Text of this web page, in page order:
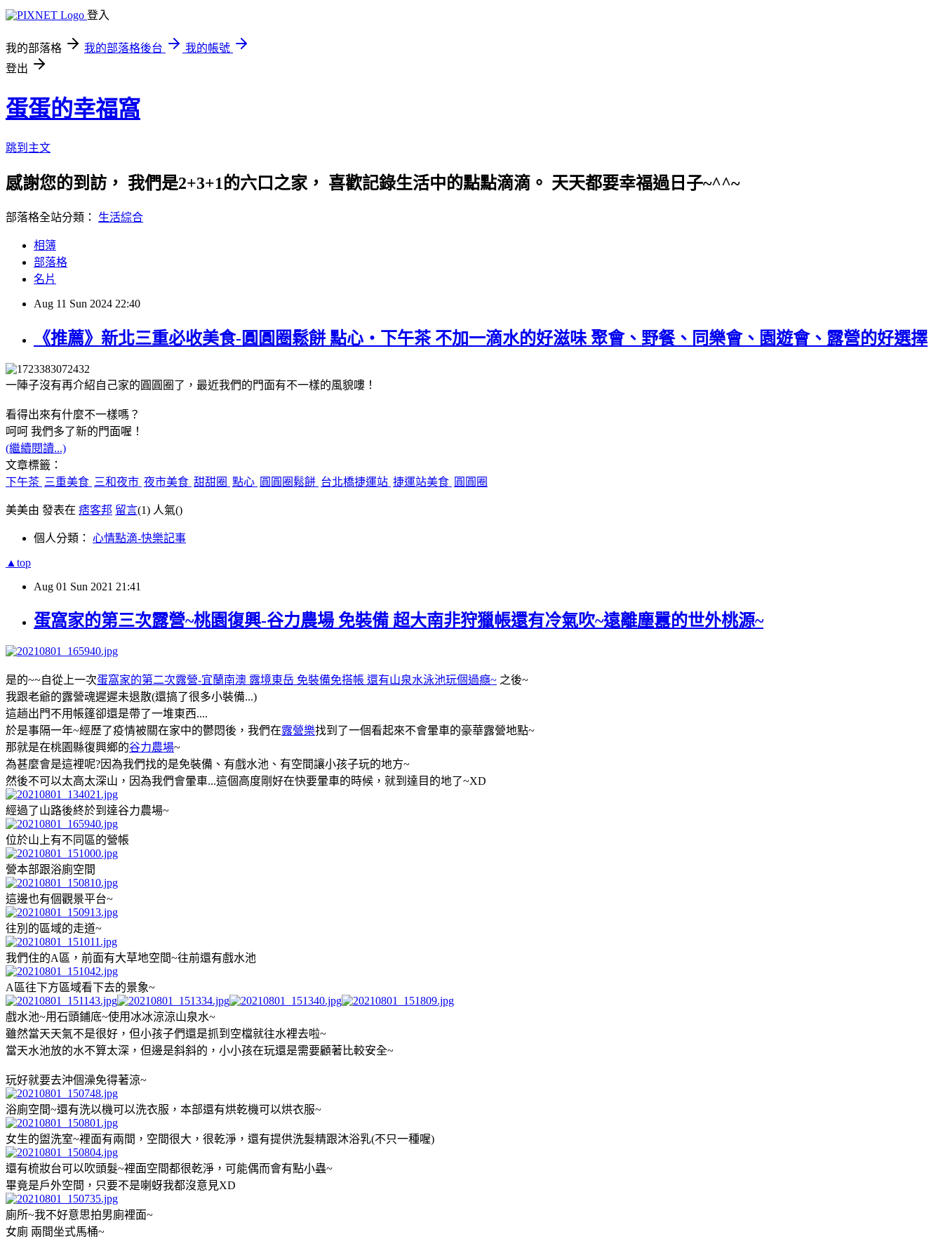
登入
我的部落格 我的部落格後台
我的帳號
登出
蛋蛋的幸福窩
跳到主文
感謝您的到訪， 我們是2+3+1的六口之家， 喜歡記錄生活中的點點滴滴。 天天都要幸福過日子~^^~
部落格全站分類： 生活綜合
相簿
部落格
名片
Aug 11 Sun 2024 22:40
《推薦》新北三重必收美食-圓圓圈鬆餅 點心・下午茶 不加一滴水的好滋味 聚會、野餐、同樂會、園遊會、露營的好選擇
一陣子沒有再介紹自己家的圓圓圈了，最近我們的門面有不一樣的風貌嘍！
看得出來有什麼不一樣嗎？
呵呵 我們多了新的門面喔！
(繼續閱讀...)
文章標籤：
下午茶 三重美食 三和夜市 夜市美食 甜甜圈 點心 圓圓圈鬆餅 台北橋捷運站 捷運站美食 圓圓圈
美美由 發表在 痞客邦 留言(1) 人氣()
個人分類： 心情點滴-快樂記事
▲top
Aug 01 Sun 2021 21:41
蛋窩家的第三次露營~桃園復興-谷力農場 免裝備 超大南非狩獵帳還有冷氣吹~遠離塵囂的世外桃源~
是的~~自從上一次蛋窩家的第二次露營-宜蘭南澳 露境東岳 免裝備免搭帳 還有山泉水泳池玩個過癮~ 之後~
我跟老爺的露營魂遲遲未退散(還搞了很多小裝備...)
這趟出門不用帳篷卻還是帶了一堆東西....
於是事隔一年~經歷了疫情被關在家中的鬱悶後，我們在露營樂找到了一個看起來不會暈車的豪華露營地點~
那就是在桃園縣復興鄉的谷力農場~
為甚麼會是這裡呢?因為我們找的是免裝備、有戲水池、有空間讓小孩子玩的地方~
然後不可以太高太深山，因為我們會暈車...這個高度剛好在快要暈車的時候，就到達目的地了~XD
經過了山路後終於到達谷力農場~
位於山上有不同區的營帳
營本部跟浴廁空間
這邊也有個觀景平台~
往別的區域的走道~
我們住的A區，前面有大草地空間~往前還有戲水池
A區往下方區域看下去的景象~
戲水池~用石頭鋪底~使用冰冰涼涼山泉水~
雖然當天天氣不是很好，但小孩子們還是抓到空檔就往水裡去啦~
當天水池放的水不算太深，但邊是斜斜的，小小孩在玩還是需要顧著比較安全~
玩好就要去沖個澡免得著涼~
浴廁空間~還有洗以機可以洗衣服，本部還有烘乾機可以烘衣服~
女生的盥洗室~裡面有兩間，空間很大，很乾淨，還有提供洗髮精跟沐浴乳(不只一種喔)
還有梳妝台可以吹頭髮~裡面空間都很乾淨，可能偶而會有點小蟲~
畢竟是戶外空間，只要不是喇蚜我都沒意見XD
廁所~我不好意思拍男廁裡面~
女廁 兩間坐式馬桶~